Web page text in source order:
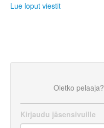
Lue loput viestit
Oletko pelaaja?
Kirjaudu jäsensivuille